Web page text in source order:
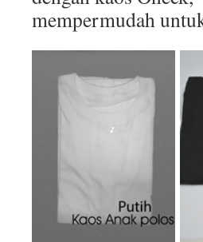
mempermudah